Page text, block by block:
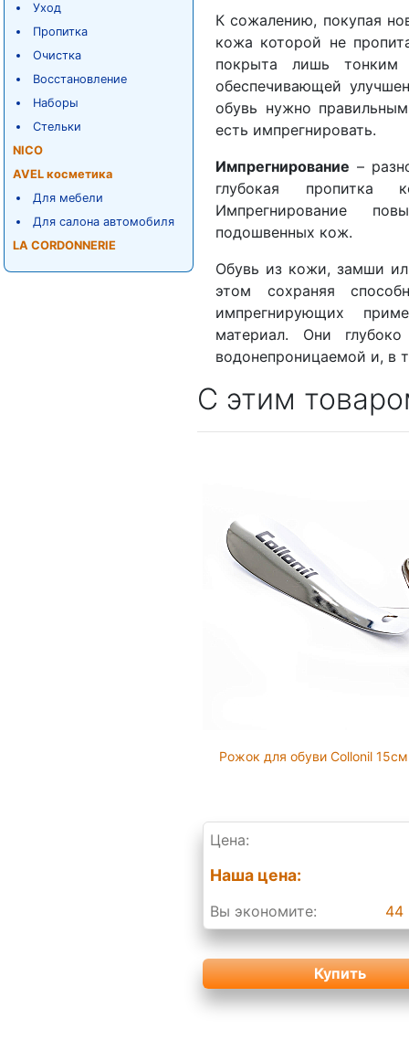
Уход
Пропитка
Очистка
Восстановление
Наборы
Стельки
NICO
AVEL косметика
Для мебели
Для салона автомобиля
LA CORDONNERIE
К сожалению, покупая
кожа которой не
покрыта лишь тонким
обеспечивающей
обувь нужно
есть импрегнировать.
Импрегнирование –
глубокая пропитка
Импрегнирование
подошвенных кож.
Обувь из кожи, замши
этом сохраняя
импрегнирующих
материал. Они
водонепроницаемой и, в
С этим
Рожок для обуви Collonil
Цена:
Наша цена:
Вы экономите: 44
Купить